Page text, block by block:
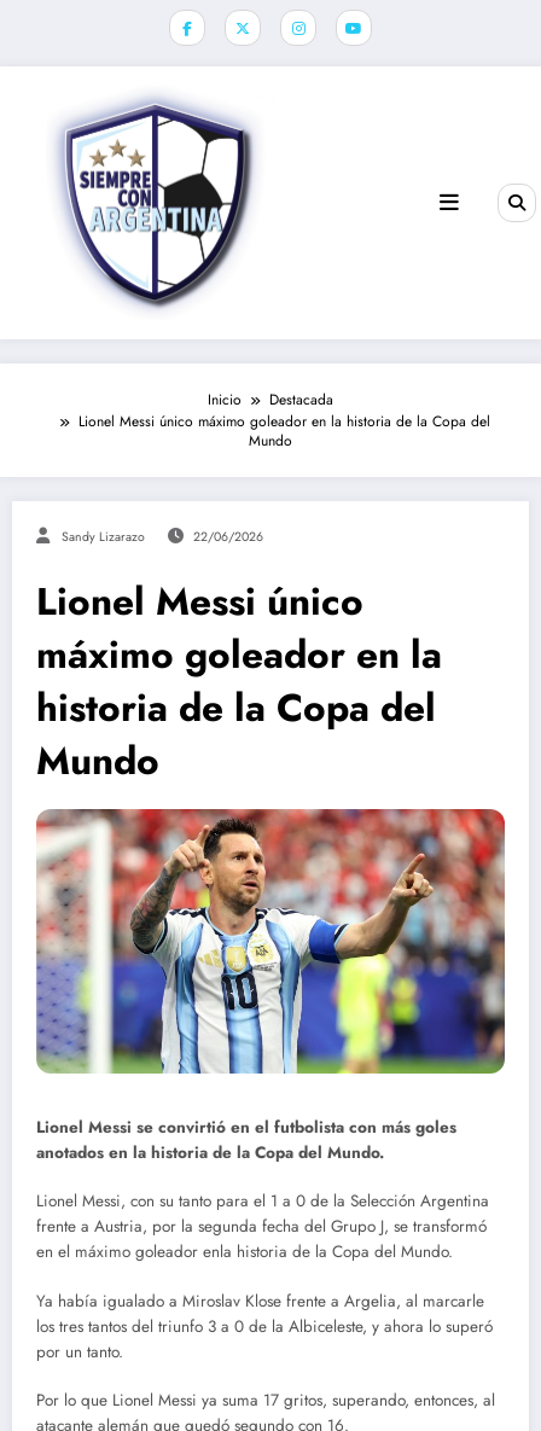
Inicio
Destacada
Lionel Messi único máximo goleador en la historia de la Copa del
Mundo
Sandy Lizarazo 22/06/2026
Lionel Messi único
máximo goleador en la
historia de la Copa del
Mundo
Lionel Messi se convirtió en el futbolista con más goles
anotados en la historia de la Copa del Mundo.
Lionel Messi, con su tanto para el 1 a 0 de la Selección Argentina
frente a Austria, por la segunda fecha del Grupo J, se transformó
en el máximo goleador enla historia de la Copa del Mundo.
Ya había igualado a Miroslav Klose frente a Argelia, al marcarle
los tres tantos del triunfo 3 a 0 de la Albiceleste, y ahora lo superó
por un tanto.
Por lo que Lionel Messi ya suma 17 gritos, superando, entonces, al
atacante alemán que quedó segundo con 16.